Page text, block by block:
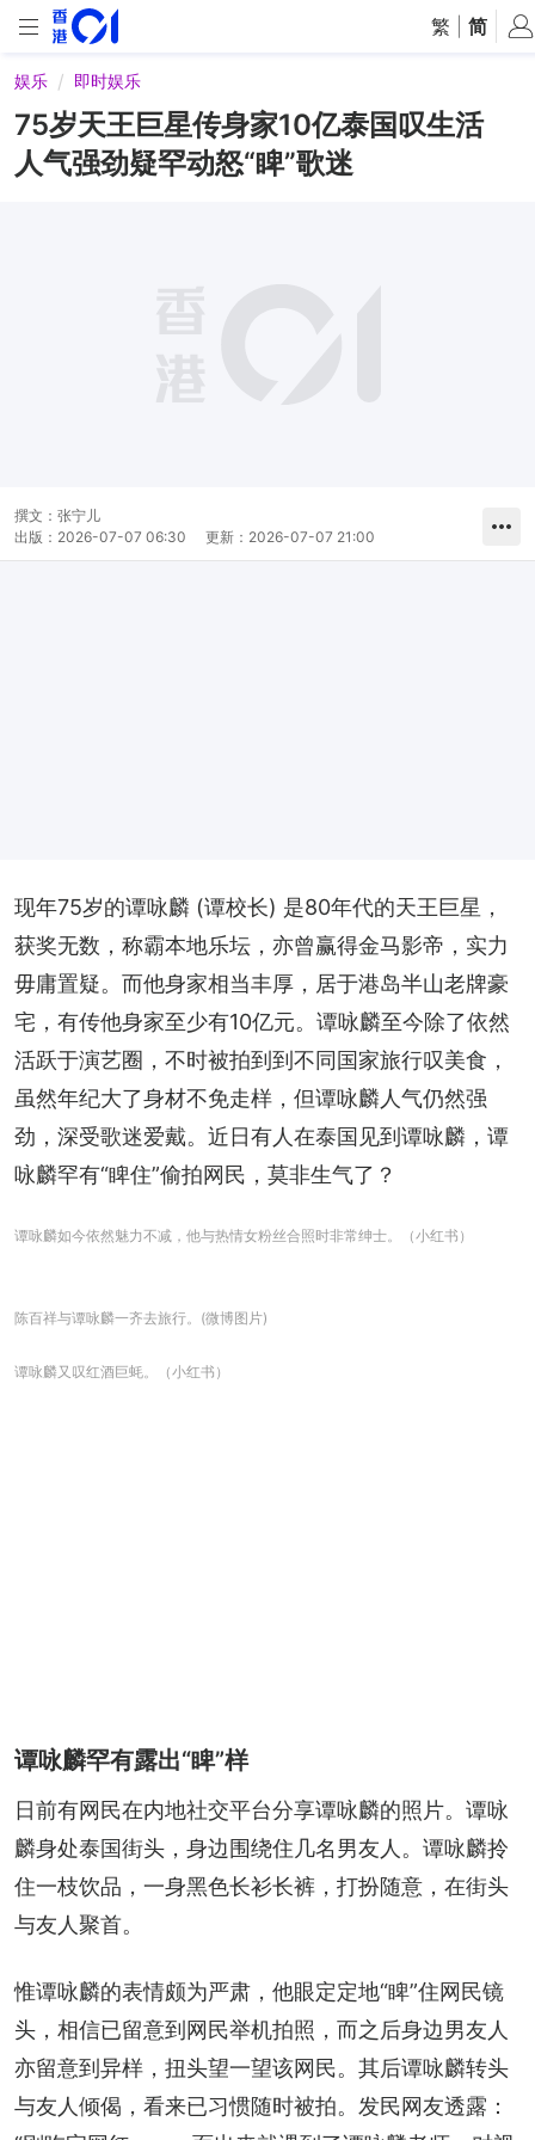
繁 简
娱乐 即时娱乐
75岁天王巨星传身家10亿泰国叹生活
人气强劲疑罕动怒“睥”歌迷
撰文： 张宁儿
出版： 2026-07-07 06:30 更新： 2026-07-07 21:00
现年75岁的谭咏麟 (谭校长) 是80年代的天王巨星，
获奖无数，称霸本地乐坛，亦曾赢得金马影帝，实力
毋庸置疑。而他身家相当丰厚，居于港岛半山老牌豪
宅，有传他身家至少有10亿元。谭咏麟至今除了依然
活跃于演艺圈，不时被拍到到不同国家旅行叹美食，
虽然年纪大了身材不免走样，但谭咏麟人气仍然强
劲，深受歌迷爱戴。近日有人在泰国见到谭咏麟，谭
咏麟罕有“睥住”偷拍网民，莫非生气了？
谭咏麟如今依然魅力不减，他与热情女粉丝合照时非常绅士。（小红书）
陈百祥与谭咏麟一齐去旅行。(微博图片)
谭咏麟又叹红酒巨蚝。（小红书）
谭咏麟罕有露出“睥”样
日前有网民在内地社交平台分享谭咏麟的照片。谭咏
麟身处泰国街头，身边围绕住几名男友人。谭咏麟拎
住一枝饮品，一身黑色长衫长裤，打扮随意，在街头
与友人聚首。
惟谭咏麟的表情颇为严肃，他眼定定地“睥”住网民镜
头，相信已留意到网民举机拍照，而之后身边男友人
亦留意到异样，扭头望一望该网民。其后谭咏麟转头
与友人倾偈，看来已习惯随时被拍。发民网友透露：